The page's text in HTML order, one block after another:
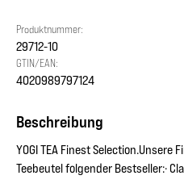
Produktnummer:
29712-10
GTIN/EAN:
4020989797124
Beschreibung
YOGI TEA Finest Selection.Unsere
Teebeutel folgender Bestseller:·